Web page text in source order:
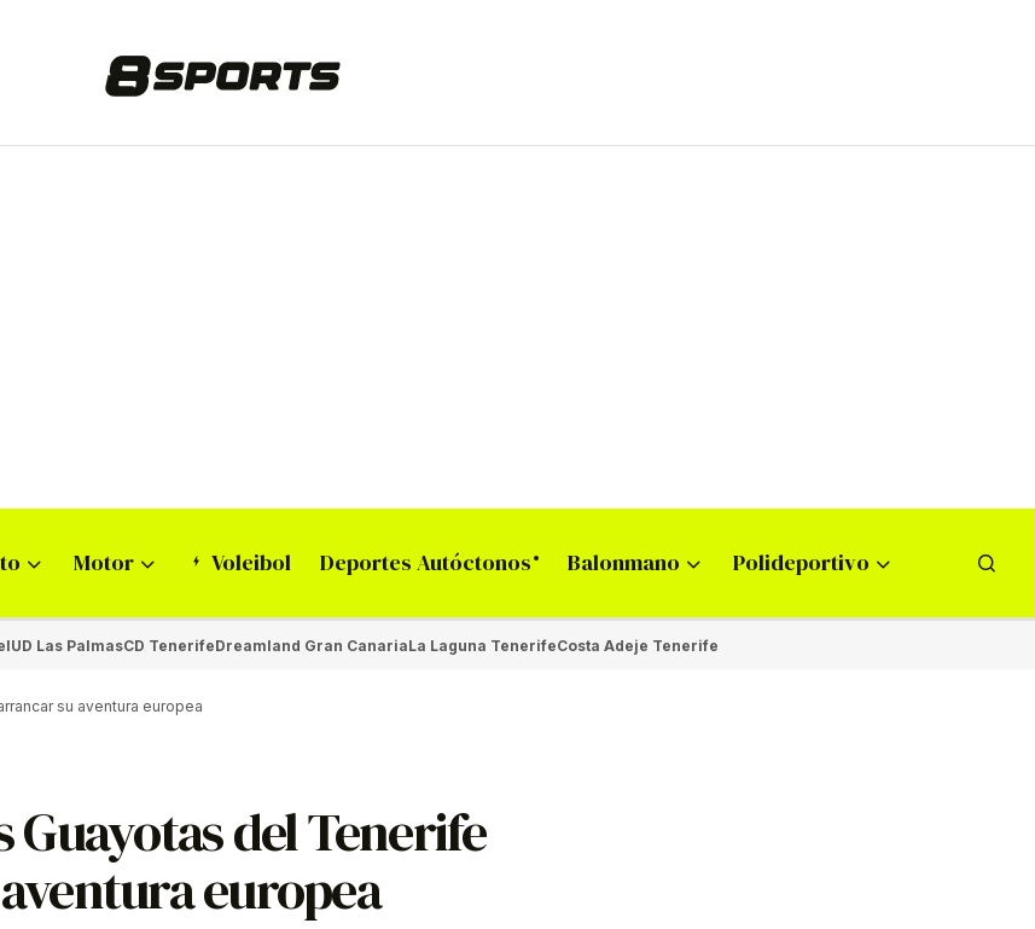
Motor Voleibol Deportes Autóctonos Balonmano Polideportivo
UD Las PalmasCD TenerifeDreamland Gran CanariaLa Laguna TenerifeCosta Adeje Tenerife
su aventura europea
Guayotas del Tenerife
europea